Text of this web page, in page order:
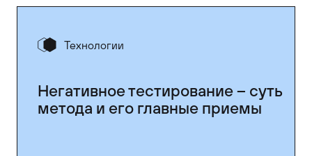
Технологии
Негативное тестирование – суть
метода и его главные приемы